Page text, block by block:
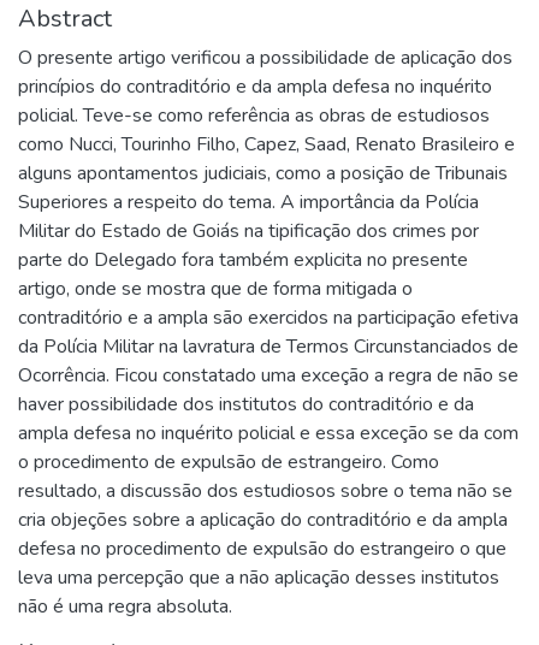
Abstract
O presente artigo verificou a possibilidade de aplicação dos
princípios do contraditório e da ampla defesa no inquérito
policial. Teve-se como referência as obras de estudiosos
como Nucci, Tourinho Filho, Capez, Saad, Renato Brasileiro e
alguns apontamentos judiciais, como a posição de Tribunais
Superiores a respeito do tema. A importância da Polícia
Militar do Estado de Goiás na tipificação dos crimes por
parte do Delegado fora também explicita no presente
artigo, onde se mostra que de forma mitigada o
contraditório e a ampla são exercidos na participação efetiva
da Polícia Militar na lavratura de Termos Circunstanciados de
Ocorrência. Ficou constatado uma exceção a regra de não se
haver possibilidade dos institutos do contraditório e da
ampla defesa no inquérito policial e essa exceção se da com
o procedimento de expulsão de estrangeiro. Como
resultado, a discussão dos estudiosos sobre o tema não se
cria objeções sobre a aplicação do contraditório e da ampla
defesa no procedimento de expulsão do estrangeiro o que
leva uma percepção que a não aplicação desses institutos
não é uma regra absoluta.